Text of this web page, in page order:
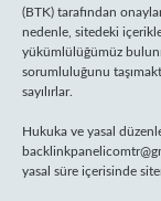
(BTK) tarafından
nedenle, sitedeki
yükümlülüğümüz
sorumluluğunu
sayılırlar.
Hukuka ve yasal
yasal süre içerisinde